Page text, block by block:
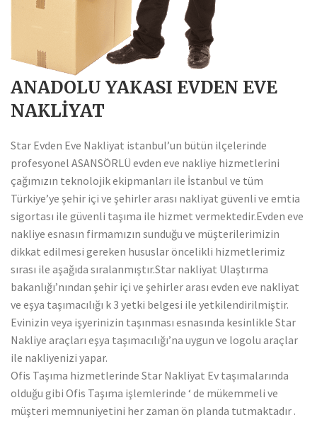
ANADOLU YAKASI EVDEN EVE
NAKLIYAT
Star Evden Eve Nakliyat istanbul’un bütün ilçelerinde
profesyonel ASANSÖRLÜ evden eve nakliye hizmetlerini
çağımızın teknolojik ekipmanları ile İstanbul ve tüm
Türkiye’ye şehir içi ve şehirler arası nakliyat güvenli ve emtia
sigortası ile güvenli taşıma ile hizmet vermektedir.Evden eve
nakliye esnasın firmamızın sunduğu ve müşterilerimizin
dikkat edilmesi gereken hususlar öncelikli hizmetlerimiz
sırası ile aşağıda sıralanmıştır.Star nakliyat Ulaştırma
bakanlığı’nından şehir içi ve şehirler arası evden eve nakliyat
ve eşya taşımacılığı k 3 yetki belgesi ile yetkilendirilmiştir.
Evinizin veya işyerinizin taşınması esnasında kesinlikle Star
Nakliye araçları eşya taşımacılığı’na uygun ve logolu araçlar
ile nakliyenizi yapar.
Ofis Taşıma hizmetlerinde Star Nakliyat Ev taşımalarında
olduğu gibi Ofis Taşıma işlemlerinde ‘ de mükemmeli ve
müşteri memnuniyetini her zaman ön planda tutmaktadır .